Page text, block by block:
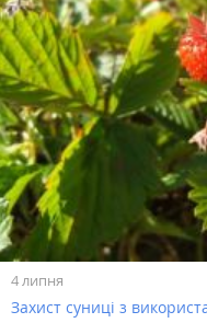
4 липня
Захист суниці з